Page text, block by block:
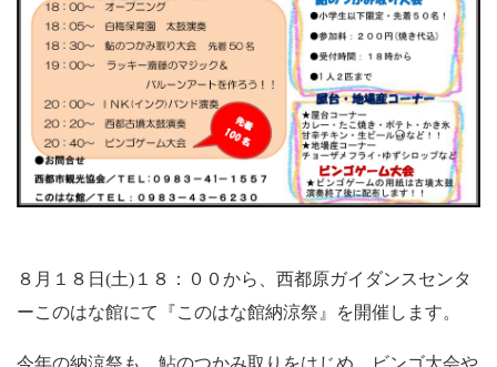
８月１８日(土)１８：００から、西都原ガイダンスセンタ
ーこのはな館にて『このはな館納涼祭』を開催します。
今年の納涼祭も、鮎のつかみ取りをはじめ、ビンゴ大会や